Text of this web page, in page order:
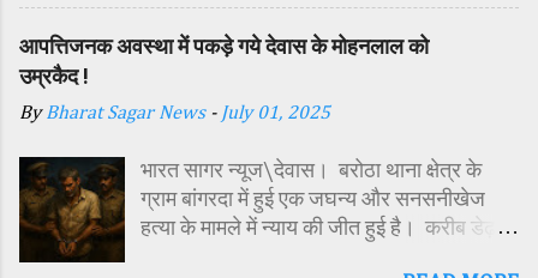
परिसर में तोरण, रंगोली से आकर्षक साज-सज्जा की
गई। सर्वप्रथम मुख्य अतिथि महिला बाल विकास
विशिष्ट अतिथि शासकीय पॉलिटेक्निक कॉलेज
अध्यक्ष एवं भाजपा जिला अध्यक्ष रायसिंह सेंधव,
स्वास्थ विभाग जिला कार्यक्रम प्रबंधक कामाक्षी दुबे,
स्वास्थ विभाग सहायक कार्यक्रम प्रबंधक स्वीटी
आपत्तिजनक अवस्था में पकड़े गये देवास के मोहनलाल को
उम्रकैद !
ByBharat Sagar News - July 01, 2025
भारत सागर न्यूज\देवास। बरोठा थाना क्षेत्र के
ग्राम बांगरदा में हुई एक जघन्य और सनसनीखेज
हत्या के मामले में न्याय की जीत हुई है। करीब डेढ़